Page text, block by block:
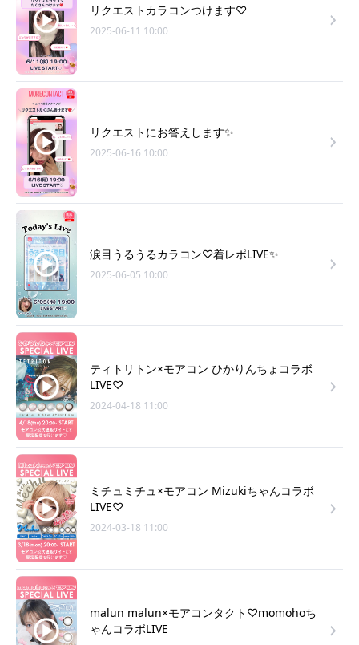
リクエストカラコンつけます♡
2025-06-11 10:00
リクエストにお答えします✨
2025-06-16 10:00
涙目うるうるカラコン♡着レポLIVE✨
2025-06-05 10:00
ティトリトン×モアコン ひかりんちょコラボ
LIVE♡
2024-04-18 11:00
ミチュミチュ×モアコン Mizukiちゃんコラボ
LIVE♡
2024-03-18 11:00
malun malun×モアコンタクト♡momohoち
ゃんコラボLIVE